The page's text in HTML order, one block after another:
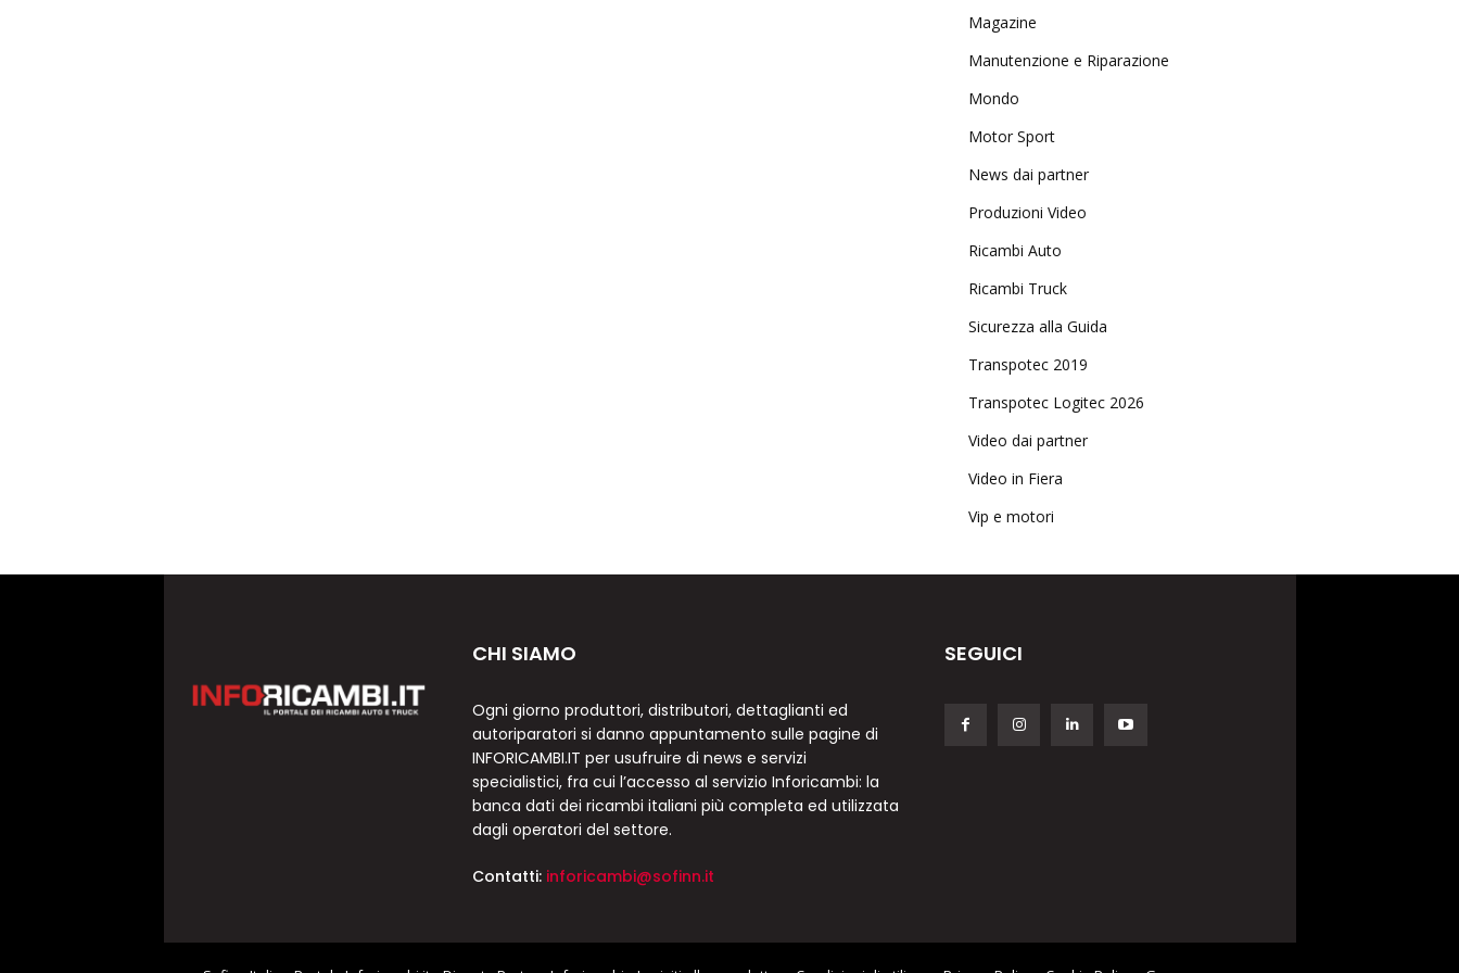
Magazine
Manutenzione e Riparazione
Mondo
Motor Sport
News dai partner
Produzioni Video
Ricambi Auto
Ricambi Truck
Sicurezza alla Guida
Transpotec 2019
Transpotec Logitec 2026
Video dai partner
Video in Fiera
Vip e motori
CHI SIAMO
Ogni giorno produttori, distributori, dettaglianti ed
autoriparatori si danno appuntamento sulle pagine di
INFORICAMBI.IT per usufruire di news e servizi
specialistici, fra cui l’accesso al servizio Inforicambi: la
banca dati dei ricambi italiani più completa ed utilizzata
dagli operatori del settore.
Contatti: inforicambi@sofinn.it
SEGUICI